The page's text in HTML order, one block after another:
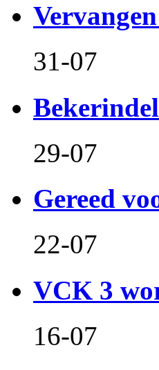
31-07
29-07
Gereed
22-07
VCK 3
16-07